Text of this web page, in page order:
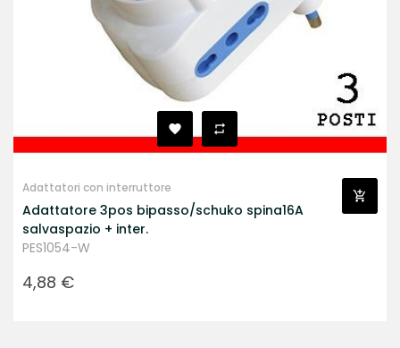
Adattatori con interruttore
Adattatore 3pos bipasso/schuko spina16A
salvaspazio + inter.
PES1054-W
Prezzo
4,88 €